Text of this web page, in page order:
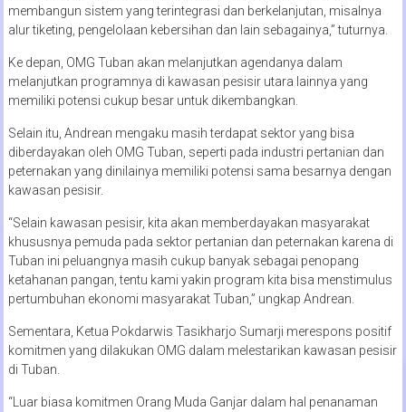
membangun sistem yang terintegrasi dan berkelanjutan, misalnya
alur tiketing, pengelolaan kebersihan dan lain sebagainya,” tuturnya.
Ke depan, OMG Tuban akan melanjutkan agendanya dalam
melanjutkan programnya di kawasan pesisir utara lainnya yang
memiliki potensi cukup besar untuk dikembangkan.
Selain itu, Andrean mengaku masih terdapat sektor yang bisa
diberdayakan oleh OMG Tuban, seperti pada industri pertanian dan
peternakan yang dinilainya memiliki potensi sama besarnya dengan
kawasan pesisir.
“Selain kawasan pesisir, kita akan memberdayakan masyarakat
khususnya pemuda pada sektor pertanian dan peternakan karena di
Tuban ini peluangnya masih cukup banyak sebagai penopang
ketahanan pangan, tentu kami yakin program kita bisa menstimulus
pertumbuhan ekonomi masyarakat Tuban,” ungkap Andrean.
Sementara, Ketua Pokdarwis Tasikharjo Sumarji merespons positif
komitmen yang dilakukan OMG dalam melestarikan kawasan pesisir
di Tuban.
“Luar biasa komitmen Orang Muda Ganjar dalam hal penanaman